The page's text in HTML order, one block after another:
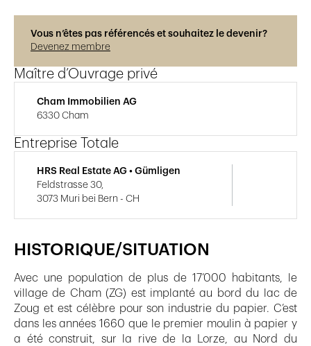
HISTORIQUE/SITUATION
Avec une population de plus de 17’000 habitants, le
village de Cham (ZG) est implanté au bord du lac de
Zoug et est célèbre pour son industrie du papier. C’est
dans les années 1660 que le premier moulin à papier y
a été construit, sur la rive de la Lorze, au Nord du
Vous n’êtes pas référencés et souhaitez le devenir?
Devenez membre
Maître d’Ouvrage privé
Cham Immobilien AG
6330 Cham
Entreprise Totale
HRS Real Estate AG • Gümligen
Feldstrasse 30,
3073 Muri bei Bern - CH